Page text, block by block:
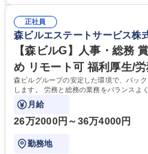
インテリア事務（部署内アシスタ
ームとの協力や新しいアイデアを
働けます。 【歓迎】 ■インテリア
れている方 学歴・資格 学歴：大学院 大学 高専 短大 専修学校 語学力： 資
格：
正社員
森ビルエステートサービス株
【森ビルG】人事・総務
め リモート可 福利厚生/
森ビルグループの安定した環境で、バッ
します。 労務と総務の業務をバランスよ
にも挑戦できる、やりがいある環境です。
月給
26万2000円～36万4000円
勤務地